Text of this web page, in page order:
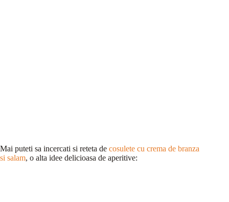
Mai puteti sa incercati si reteta de cosulete cu crema de branza
si salam, o alta idee delicioasa de aperitive: